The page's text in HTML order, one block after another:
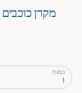
מקרן
כמות
1